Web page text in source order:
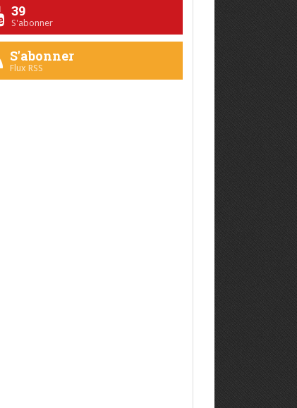
39
S'abonner
S'abonner
Flux RSS